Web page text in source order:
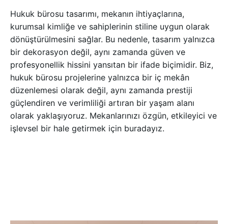
Hukuk bürosu tasarımı, mekanın ihtiyaçlarına,
kurumsal kimliğe ve sahiplerinin stiline uygun olarak
dönüştürülmesini sağlar. Bu nedenle, tasarım yalnızca
bir dekorasyon değil, aynı zamanda güven ve
profesyonellik hissini yansıtan bir ifade biçimidir. Biz,
hukuk bürosu projelerine yalnızca bir iç mekân
düzenlemesi olarak değil, aynı zamanda prestiji
güçlendiren ve verimliliği artıran bir yaşam alanı
olarak yaklaşıyoruz. Mekanlarınızı özgün, etkileyici ve
işlevsel bir hale getirmek için buradayız.